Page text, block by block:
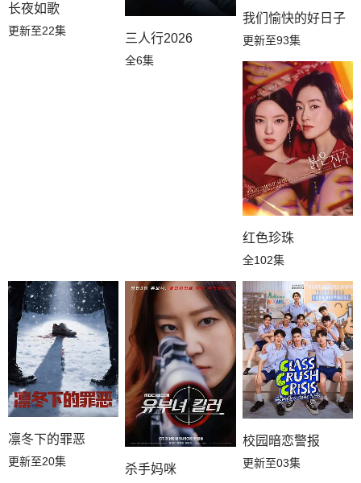
长夜如歌
更新至22集
三人行2026
全6集
我们愉快的好日子
更新至93集
红色珍珠
全102集
凛冬下的罪恶
更新至20集
杀手妈咪
校园暗恋警报
更新至03集